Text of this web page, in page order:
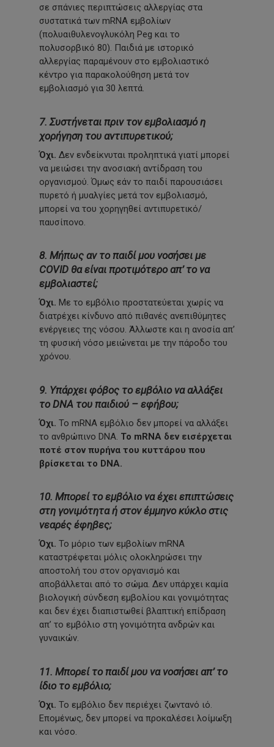
σε σπάνιες περιπτώσεις αλλεργίας στα
συστατικά των mRNA εμβολίων
(πολυαιθυλενογλυκόλη Peg και το
πολυσορβικό 80). Παιδιά με ιστορικό
αλλεργίας παραμένουν στο εμβολιαστικό
κέντρο για παρακολούθηση μετά τον
εμβολιασμό για 30 λεπτά.
7. Συστήνεται πριν τον εμβολιασμό η
χορήγηση του αντιπυρετικού;
Όχι. Δεν ενδείκνυται προληπτικά γιατί μπορεί
να μειώσει την ανοσιακή αντίδραση του
οργανισμού. Όμως εάν το παιδί παρουσιάσει
πυρετό ή μυαλγίες μετά τον εμβολιασμό,
μπορεί να του χορηγηθεί αντιπυρετικό/
παυσίπονο.
8. Μήπως αν το παιδί μου νοσήσει με
COVID θα είναι προτιμότερο απ’ το να
εμβολιαστεί;
Όχι. Με το εμβόλιο προστατεύεται χωρίς να
διατρέχει κίνδυνο από πιθανές ανεπιθύμητες
ενέργειες της νόσου. Άλλωστε και η ανοσία απ’
τη φυσική νόσο μειώνεται με την πάροδο του
χρόνου.
9. Υπάρχει φόβος το εμβόλιο να αλλάξει
το DNA του παιδιού – εφήβου;
Όχι. Το mRNA εμβόλιο δεν μπορεί να αλλάξει
το ανθρώπινο DNA. Το mRNA δεν εισέρχεται
ποτέ στον πυρήνα του κυττάρου που
βρίσκεται το DNA.
10. Μπορεί το εμβόλιο να έχει επιπτώσεις
στη γονιμότητα ή στον έμμηνο κύκλο στις
νεαρές έφηβες;
Όχι. Το μόριο των εμβολίων mRNA
καταστρέφεται μόλις ολοκληρώσει την
αποστολή του στον οργανισμό και
αποβάλλεται από το σώμα. Δεν υπάρχει καμία
βιολογική σύνδεση εμβολίου και γονιμότητας
και δεν έχει διαπιστωθεί βλαπτική επίδραση
απ’ το εμβόλιο στη γονιμότητα ανδρών και
γυναικών.
11. Μπορεί το παιδί μου να νοσήσει απ’ το
ίδιο το εμβόλιο;
Όχι. Το εμβόλιο δεν περιέχει ζωντανό ιό.
Επομένως, δεν μπορεί να προκαλέσει λοίμωξη
και νόσο.